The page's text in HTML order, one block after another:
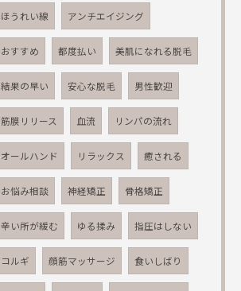
ほうれい線 アンチエイジング
おすすめ 都度払い 美肌になれる脱毛
結果の早い 安心な脱毛 男性歓迎
筋膜リリース 血流 リンパの流れ
オールハンド リラックス 癒される
お悩み相談 神経矯正 骨格矯正
辛い所が緩む ゆる揉み 指圧はしない
コルギ 顔筋マッサージ 食いしばり